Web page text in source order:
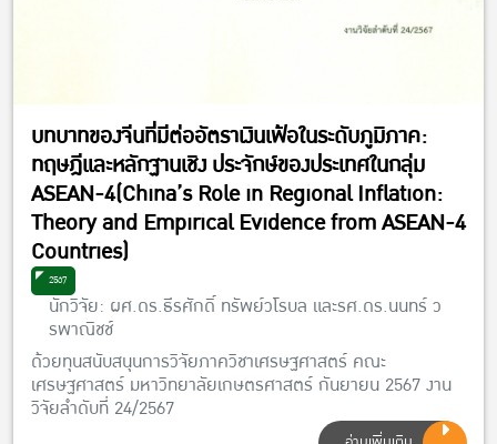
บทบาทของจีนที่มีต่ออัตราเงินเฟ้อในระดับภูมิภาค:
ทฤษฎีและหลักฐานเชิง ประจักษ์ของประเทศในกลุ่ม
ASEAN-4(China’s Role in Regional Inflation:
Theory and Empirical Evidence from ASEAN-4
Countries)
2567
นักวิจัย: ผศ.ดร.ธีรศักดิ์ ทรัพย์วโรบล และรศ.ดร.นนทร์ ว
รพาณิชช์
ด้วยทุนสนับสนุนการวิจัยภาควิชาเศรษฐศาสตร์ คณะ
เศรษฐศาสตร์ มหาวิทยาลัยเกษตรศาสตร์ กันยายน 2567 งาน
วิจัยลำดับที่ 24/2567